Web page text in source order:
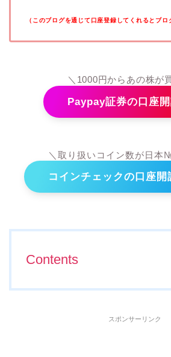
（このブログを通じて口座登録してくれるとブロ
＼1000円からあの株が
Paypay証券の口座
＼取り扱いコイン数が日本
コインチェックの口座開
Contents
スポンサーリンク